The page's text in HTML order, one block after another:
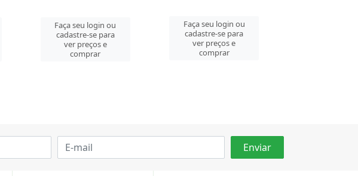
Faça seu login ou
cadastre-se para
ver preços e
comprar
Faça seu login ou
cadastre-se para
ver preços e
comprar